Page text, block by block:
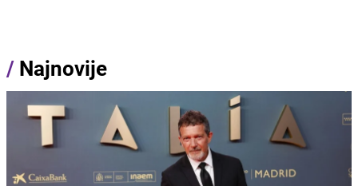
/ Najnovije